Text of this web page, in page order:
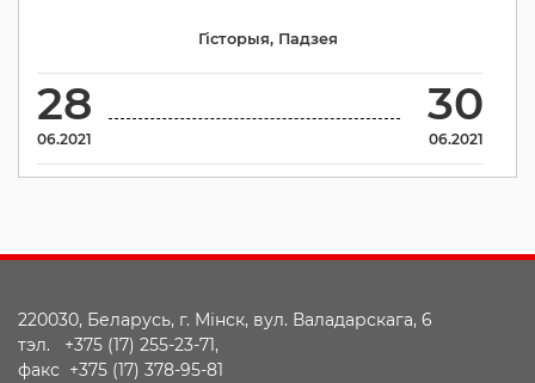
28
06.2021
30
06.2021
Гісторыя, Падзея
220030, Беларусь, г. Мінск, вул. Валадарскага, 6
тэл. +375 (17) 255-23-71,
факс +375 (17) 378-95-81